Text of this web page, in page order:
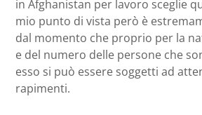
in Afghanistan per lavoro sceglie
mio punto di vista però è
dal momento che proprio per la
e del numero delle persone che
esso si può essere soggetti ad
rapimenti.